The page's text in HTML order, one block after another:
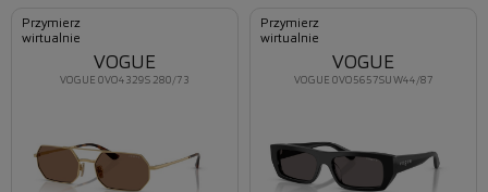
Przymierz
wirtualnie
VOGUE 0VO4329S 280/73
VOGUE
Przymierz
wirtualnie
VOGUE 0VO5657SU W44/87
VOGUE